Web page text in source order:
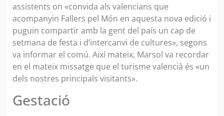
assistents on «convida als valencians que
acompanyin Fallers pel Món en aquesta nova edició i
puguin compartir amb la gent del país un cap de
setmana de festa i d’intercanvi de cultures», segons
va informar el comú. Així mateix, Marsol va recordar
en el mateix missatge que el turisme valencià és «un
dels nostres principals visitants».
Gestació